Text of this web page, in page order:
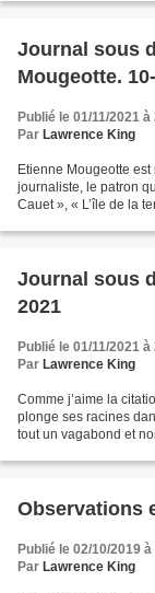
Journal sous
Mougeotte.
Publié le 01/11/2021 à
Par Lawrence King
Etienne Mougeotte
journaliste, le patron
Cauet », « L’île de la
Journal sous
2021
Publié le 01/11/2021 à
Par Lawrence King
Comme j’aime la
plonge ses racines
tout un vagabond et
Observations
Publié le 02/10/2019
Par Lawrence King